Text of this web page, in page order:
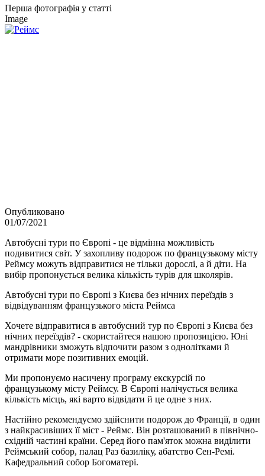
Перша фотографія у статті
Image
Опубликовано
01/07/2021
Автобусні тури по Європі - це відмінна можливість
подивитися світ. У захопливу подорож по французькому місту
Реймсу можуть відправитися не тільки дорослі, а й діти. На
вибір пропонується велика кількість турів для школярів.
Автобусні тури по Європі з Києва без нічних переїздів з
відвідуванням французького міста Реймса
Хочете відправитися в автобусний тур по Європі з Києва без
нічних переїздів? - скористайтеся нашою пропозицією. Юні
мандрівники зможуть відпочити разом з однолітками й
отримати море позитивних емоцій.
Ми пропонуємо насичену програму екскурсій по
французькому місту Реймсу. В Європі налічується велика
кількість місць, які варто відвідати й це одне з них.
Настійно рекомендуємо здійснити подорож до Франції, в один
з найкрасивіших її міст - Реймс. Він розташований в північно-
східній частині країни. Серед його пам'яток можна виділити
Реймський собор, палац Раз базиліку, абатство Сен-Ремі.
Кафедральний собор Богоматері.